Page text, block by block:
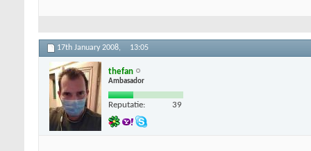
17th January 2008, 13:05
thefan
Ambasador
Reputatie: 39